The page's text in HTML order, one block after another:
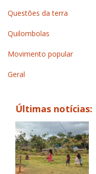
Questões da terra
Quilombolas
Movimento popular
Geral
Últimas notícias: